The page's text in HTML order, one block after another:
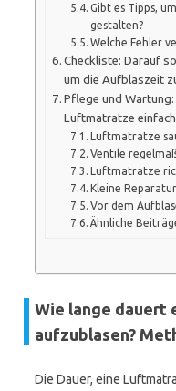
Gibt es Tipps,
gestalten?
Welche Fehler
Checkliste: Darauf
um die Aufblaszeit
Pflege und
Luftmatratze einfach
Luftmatratze
Ventile
Luftmatratze
Kleine
Vor dem
Ähnliche
Wie lange dauert
aufzublasen?
Die Dauer, eine